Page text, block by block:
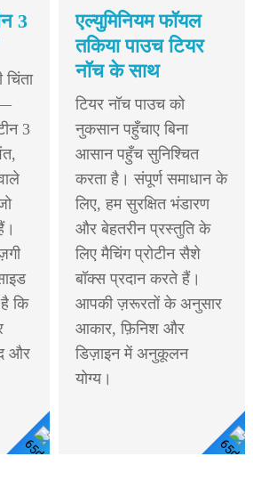
3
3
कि
और
एल्युमिनियम फॉयल
तकिया पाउच टियर
नॉच के साथ
टियर नॉच पाउच को
नुकसान पहुँचाए बिना
आसान पहुँच सुनिश्चित
करता है। संपूर्ण समाधान के
लिए, हम सुरक्षित भंडारण
और बेहतरीन प्रस्तुति के
लिए मैचिंग प्रोटीन सैशे
बॉक्स प्रदान करते हैं।
आपकी ज़रूरतों के अनुसार
आकार, फ़िनिश और
डिज़ाइन में अनुकूलन
योग्य।